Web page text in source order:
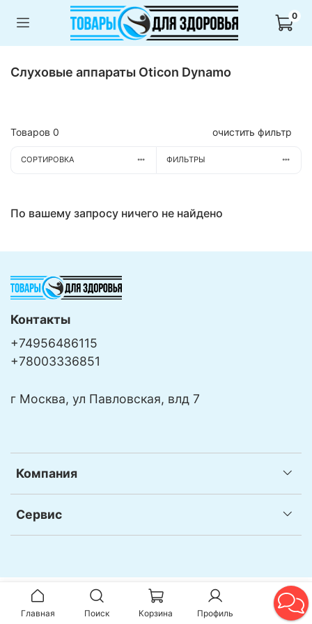
0
Слуховые аппараты Oticon Dynamo
Товаров 0 очистить фильтр
СОРТИРОВКА ФИЛЬТРЫ
По вашему запросу ничего не найдено
Компания
Сервис
Контакты
+74956486115
+78003336851
г Москва, ул Павловская, влд 7
Главная Поиск Корзина Профиль